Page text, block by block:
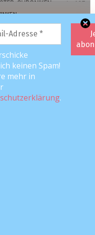
keinen Spam!
mehr in
.
WINKEN-Spreadshirt-